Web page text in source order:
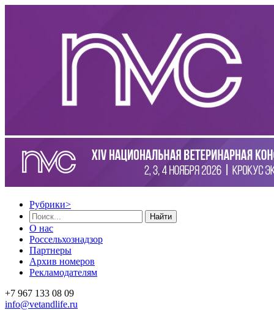
Рубрики>
Найти
О нас
Россельхознадзор
Партнеры
Архив номеров
Рекламодателям
+7 967 133 08 09
info@vetandlife.ru